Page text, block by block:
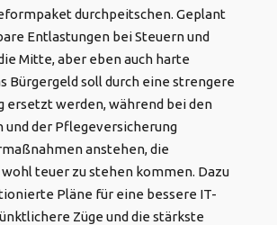
durchpeitschen. Geplant
Entlastungen bei Steuern und
Mitte, aber eben auch harte
Bürgergeld soll durch eine strengere
ersetzt werden, während bei den
und der Pflegeversicherung
anstehen, die
teuer zu stehen kommen. Dazu
Pläne für eine bessere IT-
Züge und die stärkste